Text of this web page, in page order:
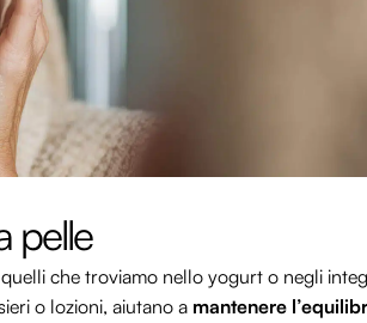
pelle
quelli che troviamo nello yogurt o negli
o lozioni, aiutano a mantenere